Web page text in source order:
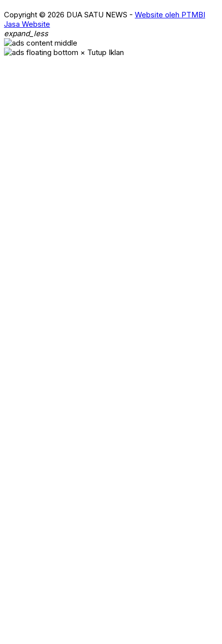
Copyright © 2026 DUA SATU NEWS - Website oleh PTMBI
Jasa Website
expand_less
× Tutup Iklan